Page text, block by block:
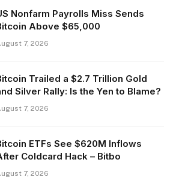
Nonfarm Payrolls Miss Sends
Above $65,000
7, 2026
Trailed a $2.7 Trillion Gold
Silver Rally: Is the Yen to Blame?
7, 2026
ETFs See $620M Inflows
Coldcard Hack – Bitbo
7, 2026